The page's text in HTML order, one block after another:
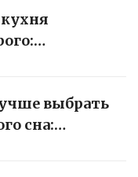
выбрать
сна: